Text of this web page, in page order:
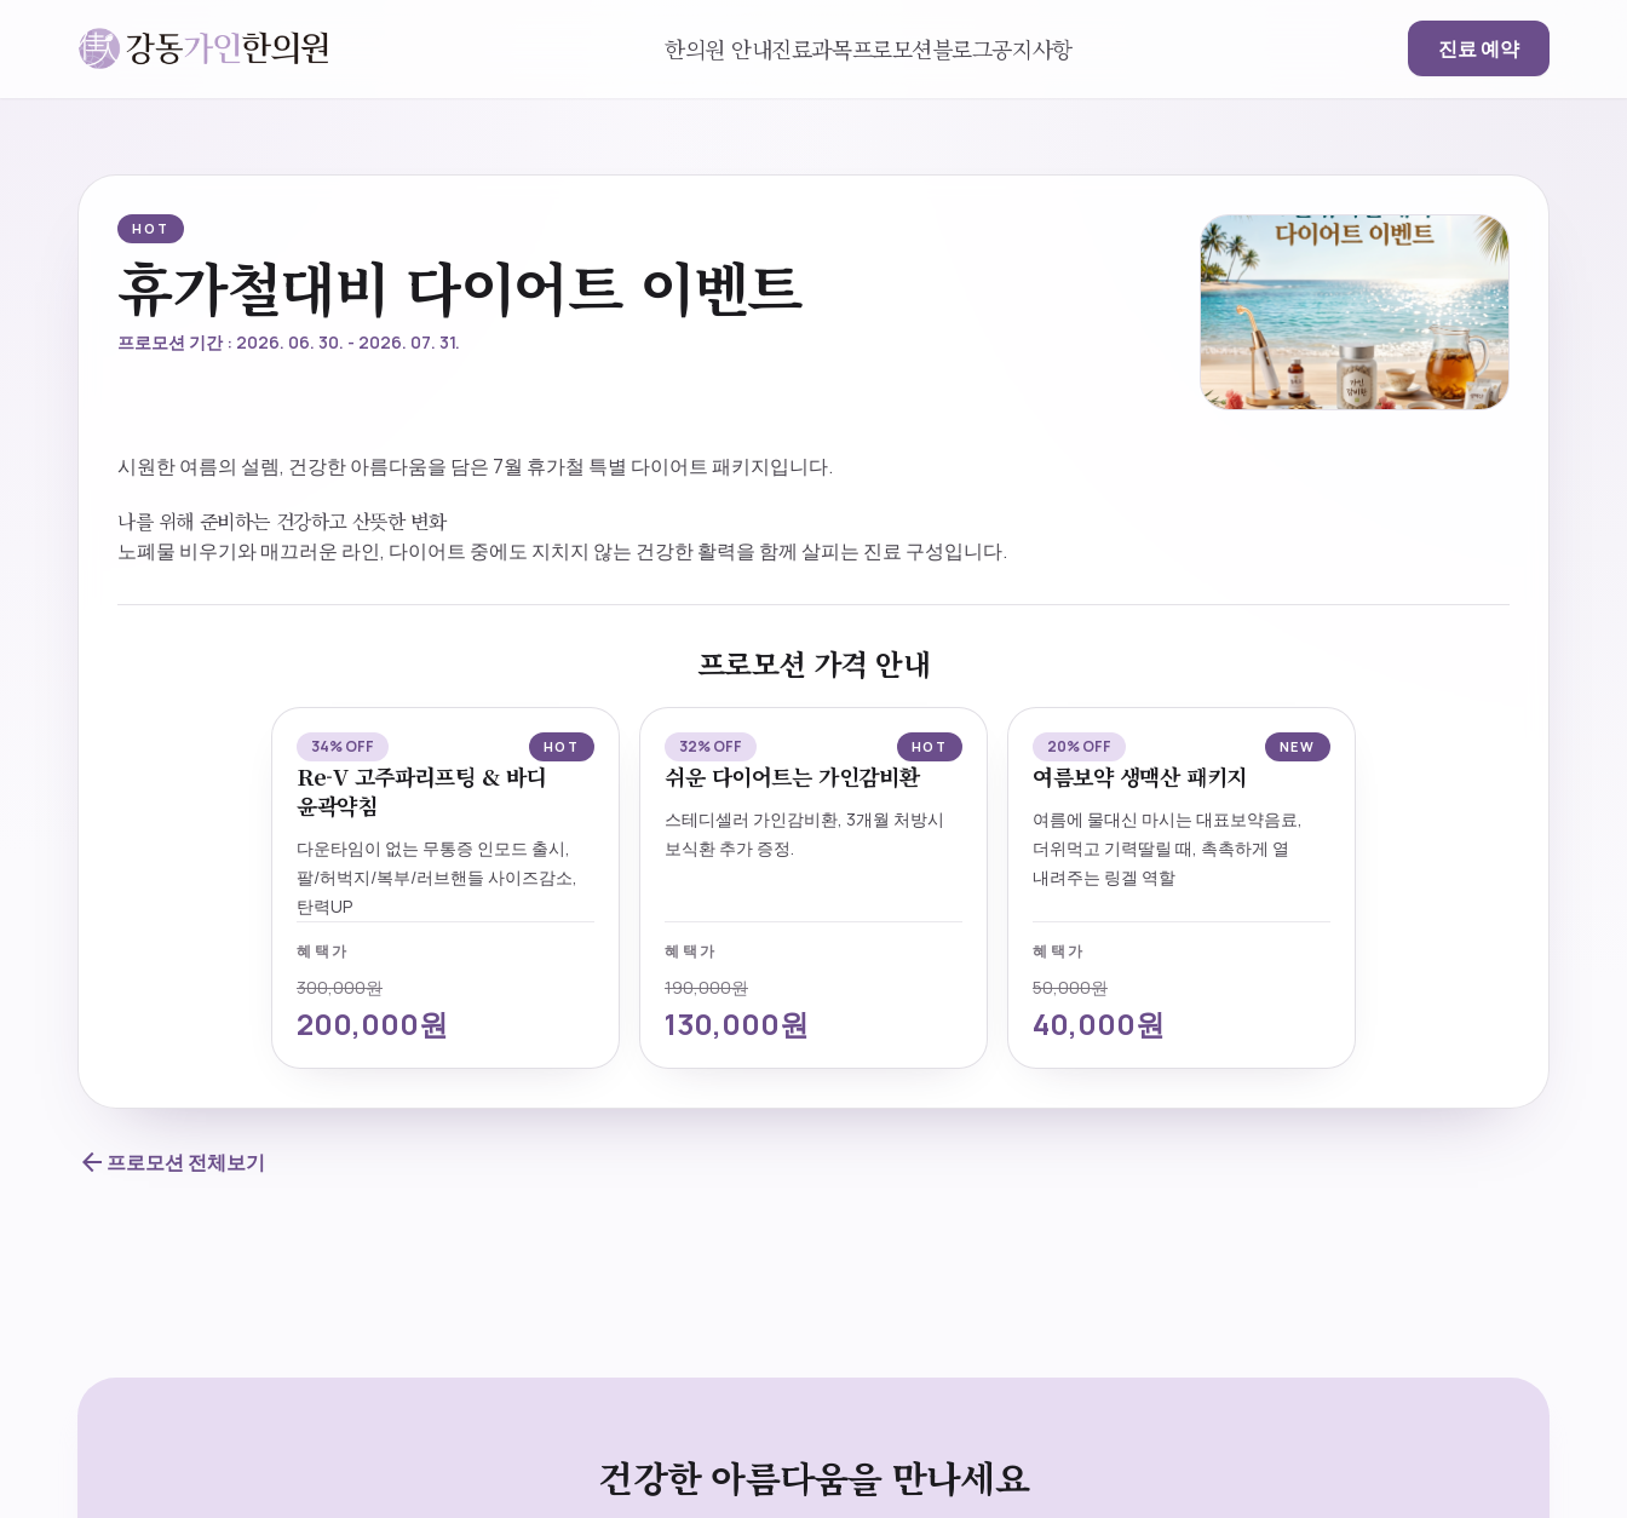
한의원 안내진료과목프로모션블로그공지사항 진료 예약
HOT
휴가철대비 다이어트 이벤트
프로모션 기간 : 2026. 06. 30. - 2026. 07. 31.
시원한 여름의 설렘, 건강한 아름다움을 담은 7월 휴가철 특별 다이어트 패키지입니다.
나를 위해 준비하는 건강하고 산뜻한 변화
노폐물 비우기와 매끄러운 라인, 다이어트 중에도 지치지 않는 건강한 활력을 함께 살피는 진료 구성입니다.
프로모션 가격 안내
34% OFF HOT
Re-V 고주파리프팅 & 바디
윤곽약침
다운타임이 없는 무통증 인모드 출시,
팔/허벅지/복부/러브핸들 사이즈감소,
탄력UP
혜택가
300,000원
200,000원
32% OFF HOT
쉬운 다이어트는 가인감비환
스테디셀러 가인감비환, 3개월 처방시
보식환 추가 증정.
혜택가
190,000원
130,000원
20% OFF NEW
여름보약 생맥산 패키지
여름에 물대신 마시는 대표보약음료,
더위먹고 기력딸릴 때, 촉촉하게 열
내려주는 링겔 역할
혜택가
50,000원
40,000원
arrow_back 프로모션 전체보기
건강한 아름다움을 만나세요